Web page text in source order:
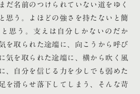
だ名前のつけられていない道をゆく
思う。よほどの強さを持たないと簡
思う。支えは自分しかないのだか
を取られた途端に、向こうから呼び
気を取られた途端に、横から吹く風
、自分を信じる力を少しでも弱めた
を滑らせ落下してしまう、そんな苛